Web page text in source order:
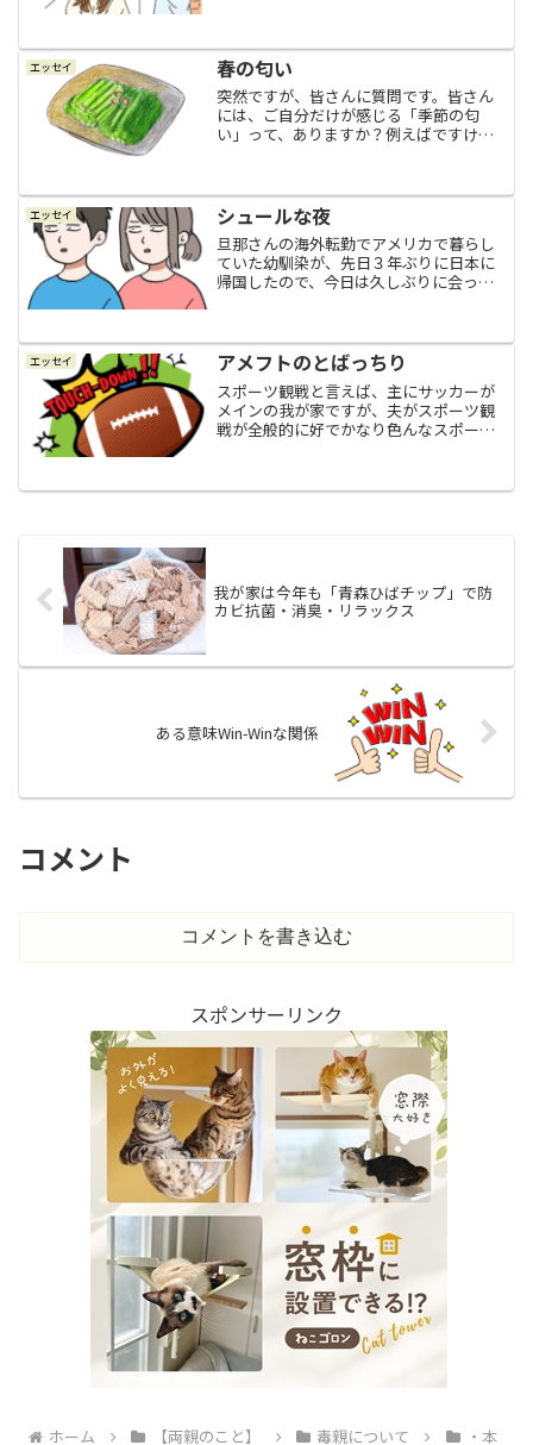
店に食事に行くことにしました。夫はリ
ハビリのため整形外科へ夫...
エッセイ 春の匂い
突然ですが、皆さんに質問です。皆さん
には、ご自分だけが感じる「季節の匂
い」って、ありますか？例えばですけ
育ってくると漂ってくる香りが「夏の匂
いだな」とか、収穫した後のこ...
エッセイ シュールな夜
旦那さんの海外転勤でアメリカで暮らし
ていた幼馴染が、先日３年ぶりに日本に
帰国したので、今日は久しぶりに会って
して海外生活をしてきたんですけど、い
つも３年の予定で行っても...
エッセイ アメフトのとばっちり
スポーツ観戦と言えば、主にサッカーが
メインの我が家ですが、夫がスポーツ観
戦が全般的に好でかなり色んなスポーツ
しています。サッカーがオフシーズンの
我が家は今年も「青森ひばチップ」で防
カビ抗菌・消臭・リラックス
ある意味Win-Winな関係
コメント
コメントを書き込む
スポンサーリンク
ホーム 【両親のこと】 毒親について ・本